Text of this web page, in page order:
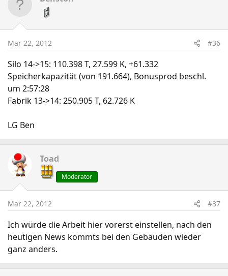
Mar 22, 2012 #36
Silo 14->15: 110.398 T, 27.599 K, +61.332
Speicherkapazität (von 191.664), Bonusprod beschl.
um 2:57:28
Fabrik 13->14: 250.905 T, 62.726 K
LG Ben
Toad
Moderator
Mar 22, 2012 #37
Ich würde die Arbeit hier vorerst einstellen, nach den
heutigen News kommts bei den Gebäuden wieder
ganz anders.